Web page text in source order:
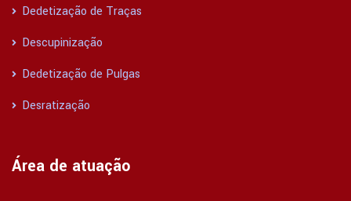
Dedetização de Traças
Descupinização
Dedetização de Pulgas
Desratização
Área de atuação